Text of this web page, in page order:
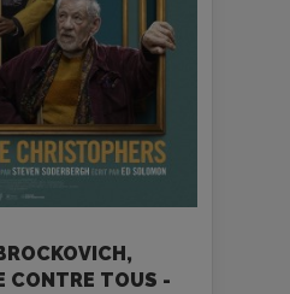
CONTRE TOUS -